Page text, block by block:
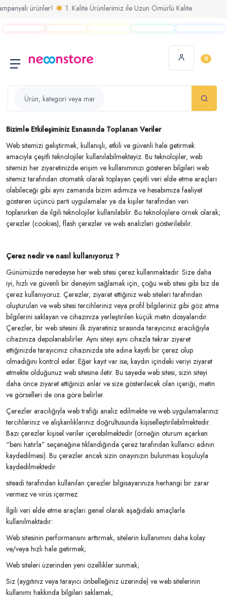
ürünler! 1. Kalite Ürünlerimiz ile Uzun Ömürlü Kalite
0
Bizimle Etkileşiminiz Esnasında Toplanan Veriler
Web sitemizi geliştirmek, kullanışlı, etkili ve güvenli hale getirmek
amacıyla çeşitli teknolojiler kullanılabilmekteyiz. Bu teknolojiler, web
sitemizi her ziyaretinizde erişim ve kullanımınızı gösteren bilgileri web
sitemiz tarafından otomatik olarak toplayan çeşitli veri elde etme araçları
olabileceği gibi aynı zamanda bizim adımıza ve hesabımıza faaliyet
gösteren üçüncü parti uygulamalar ya da kişiler tarafından veri
toplanırken de ilgili teknolojiler kullanılabilir. Bu teknolojilere örnek olarak;
çerezler (cookies), flash çerezler ve web analizleri gösterilebilir.
Çerez nedir ve nasıl kullanıyoruz ?
Günümüzde neredeyse her web sitesi çerez kullanmaktadır. Size daha
iyi, hızlı ve güvenli bir deneyim sağlamak için, çoğu web sitesi gibi biz de
çerez kullanıyoruz. Çerezler, ziyaret ettiğiniz web siteleri tarafından
oluşturulan ve web sitesi tercihleriniz veya profil bilgileriniz gibi göz atma
bilgilerini saklayan ve cihazınıza yerleştirilen küçük metin dosyalarıdır.
Çerezler, bir web sitesini ilk ziyaretiniz sırasında tarayıcınız aracılığıyla
cihazınıza depolanabilirler. Aynı siteyi aynı cihazla tekrar ziyaret
ettiğinizde tarayıcınız cihazınızda site adına kayıtlı bir çerez olup
olmadığını kontrol eder. Eğer kayıt var ise, kaydın içindeki veriyi ziyaret
etmekte olduğunuz web sitesine iletir. Bu sayede web sitesi, sizin siteyi
daha önce ziyaret ettiğinizi anlar ve size gösterilecek olan içeriği, metin
ve görselleri de ona göre belirler.
Çerezler aracılığıyla web trafiği analiz edilmekte ve web uygulamalarınız
tercihleriniz ve alışkanlıklarınız doğrultusunda kişiselleştirilebilmektedir.
Bazı çerezler kişisel veriler içerebilmektedir (örneğin oturum açarken
“beni hatırla” seçeneğine tıklandığında çerez tarafından kullanıcı adının
kaydedilmesi). Bu çerezler ancak sizin onayınızın bulunması koşuluyla
kaydedilmektedir.
siteadi tarafından kullanılan çerezler bilgisayarınıza herhangi bir zarar
vermez ve virüs içermez.
İlgili veri elde etme araçları genel olarak aşağıdaki amaçlarla
kullanılmaktadır:
Web sitesinin performansını arttırmak, sitelerin kullanımını daha kolay
ve/veya hızlı hale getirmek;
Web siteleri üzerinden yeni özellikler sunmak;
Siz (aygıtınız veya tarayıcı önbelleğiniz üzerinde) ve web sitelerinin
kullanımı hakkında bilgileri saklamak;